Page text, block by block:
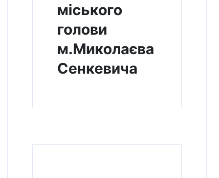
міського
голови
м.Миколаєва
Сенкевича